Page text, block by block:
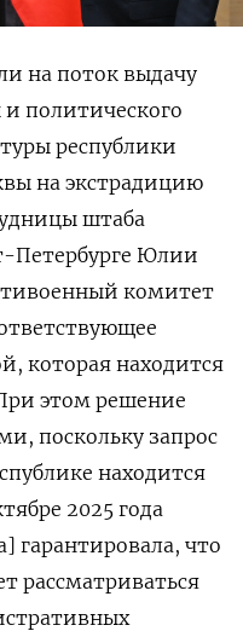
на поток выдачу
политического
республики
на экстрадицию
штаба
Петербурге Юлии
комитет
которая находится
этом решение
поскольку запрос
находится
2025 года
гарантировала, что
рассматриваться